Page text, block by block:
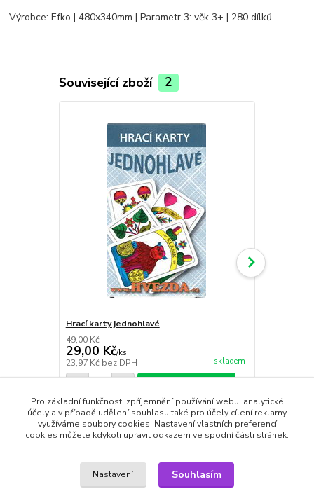
Výrobce: Efko | 480x340mm | Parametr 3: věk 3+ | 280 dílků
Související zboží 2
Hrací karty jednohlavé
49,00 Kč
29,00 Kč/ks
23,97 Kč bez DPH skladem
Zboží zařazeno v kategoriích
Pro základní funkčnost, zpříjemnění používání webu, analytické
účely a v případě udělení souhlasu také pro účely cílení reklamy
využíváme soubory cookies. Nastavení vlastních preferencí
cookies můžete kdykoli upravit odkazem ve spodní části stránek.
Nastavení Souhlasím